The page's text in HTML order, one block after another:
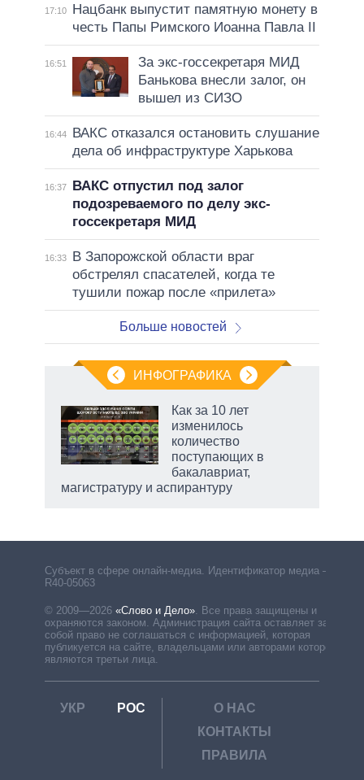
17:10
Нацбанк выпустит памятную монету в
честь Папы Римского Иоанна Павла II
16:51
За экс-госсекретаря МИД
Банькова внесли залог, он
вышел из СИЗО
16:44
ВАКС отказался остановить слушание
дела об инфраструктуре Харькова
16:37
ВАКС отпустил под залог
подозреваемого по делу экс-
госсекретаря МИД
16:33
В Запорожской области враг
обстрелял спасателей, когда те
тушили пожар после «прилета»
Больше новостей
ИНФОГРАФИКА
Как за 10 лет
изменилось
количество
поступающих в
бакалавриат,
магистратуру и аспирантуру
Субъект в сфере онлайн-медиа. Идентификатор медиа –
R40-05063
© 2009—2026 «Слово и Дело». Все права защищены и
охраняются законом. Администрация сайта оставляет за
собой право не соглашаться с информацией, которая
публикуется на сайте, владельцами или авторами которой
являются третьи лица.
УКР РОС
О НАС
КОНТАКТЫ
ПРАВИЛА